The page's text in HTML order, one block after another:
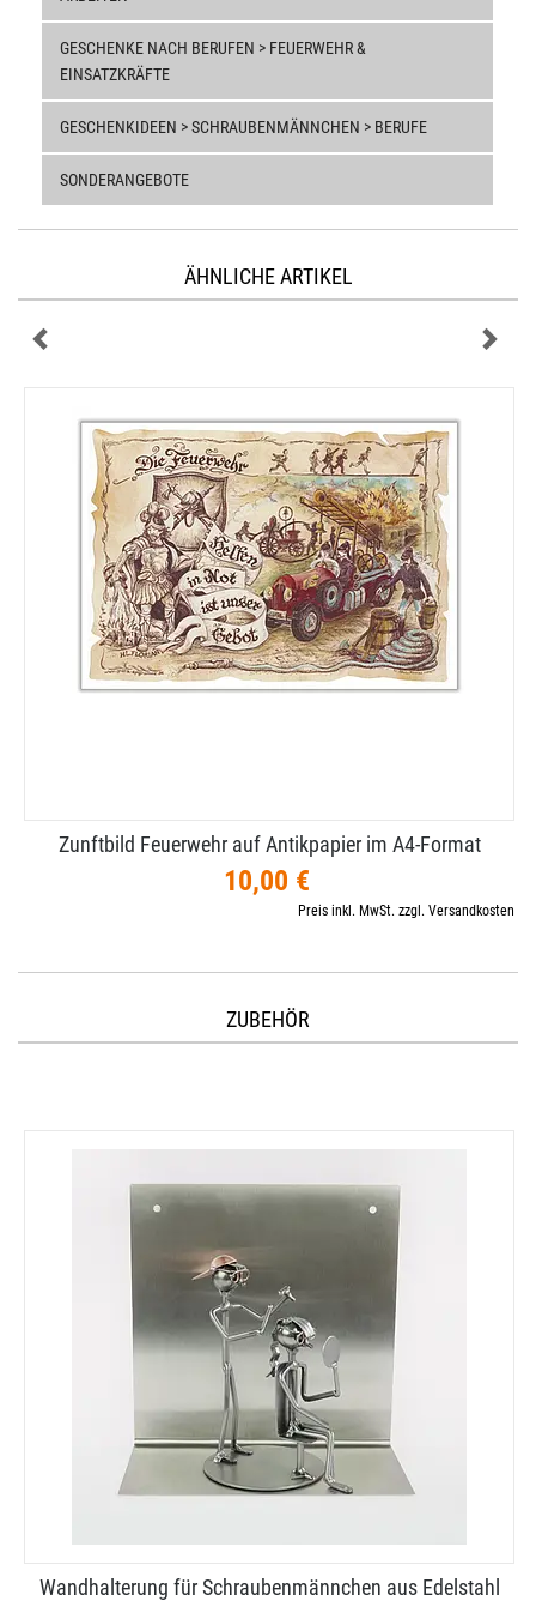
GESCHENKE NACH BERUFEN > FEUERWEHR &
EINSATZKRÄFTE
GESCHENKIDEEN > SCHRAUBENMÄNNCHEN > BERUFE
SONDERANGEBOTE
ÄHNLICHE ARTIKEL
Zunftbild Feuerwehr auf Antikpapier im A4-​Format
10,00 €
Preis inkl. MwSt. zzgl. Versandkosten
ZUBEHÖR
Wandhalterung für Schraubenmännchen aus Edelstahl